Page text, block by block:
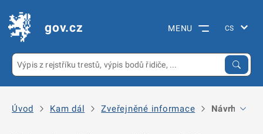
gov.cz MENU
Úvod Kam dál Zveřejněné informace Návrh plánu